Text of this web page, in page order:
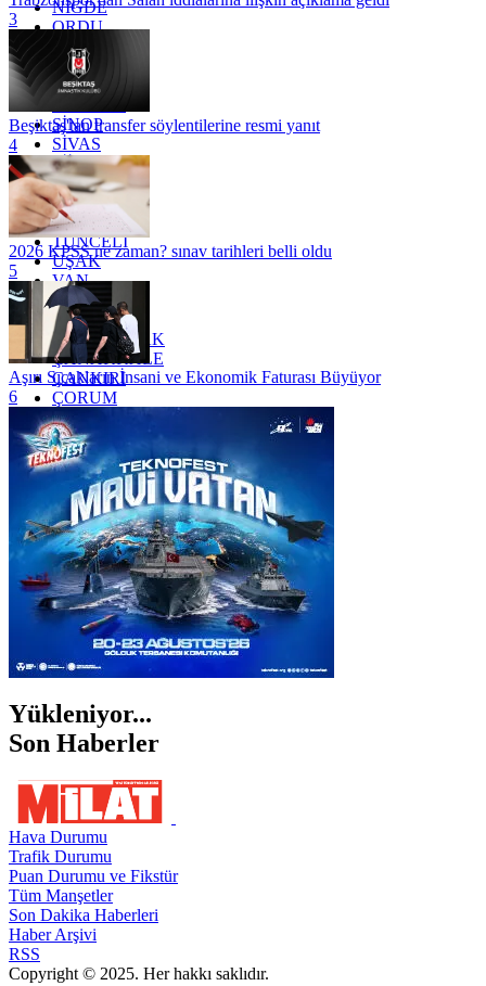
NİĞDE
ORDU
OSMANİYE
RİZE
SAKARYA
SİNOP
SİVAS
SİİRT
TEKİRDAĞ
TOKAT
TRABZON
TUNCELİ
UŞAK
VAN
YALOVA
YOZGAT
ZONGULDAK
ÇANAKKALE
ÇANKIRI
ÇORUM
İSTANBUL
İZMİR
ŞANLIURFA
ŞIRNAK
3
Beşiktaş'tan transfer söylentilerine resmi yanıt
4
2026 KPSS ne zaman? sınav tarihleri belli oldu
5
Aşırı Sıcakların İnsani ve Ekonomik Faturası Büyüyor
6
Yükleniyor...
Son Haberler
Hava Durumu
Trafik Durumu
Puan Durumu ve Fikstür
Tüm Manşetler
Son Dakika Haberleri
Haber Arşivi
RSS
Copyright © 2025. Her hakkı saklıdır.